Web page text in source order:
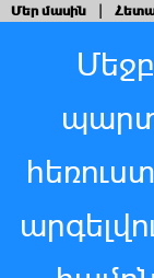
Մեր մասին